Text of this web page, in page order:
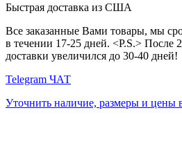
Быстрая доставка из США
Все заказанные Вами товары, мы
в течении 17-25 дней. <P.S.> После
доставки увеличился до 30-40 дней!
Telegram ЧАТ
Уточнить наличие, размеры и цены